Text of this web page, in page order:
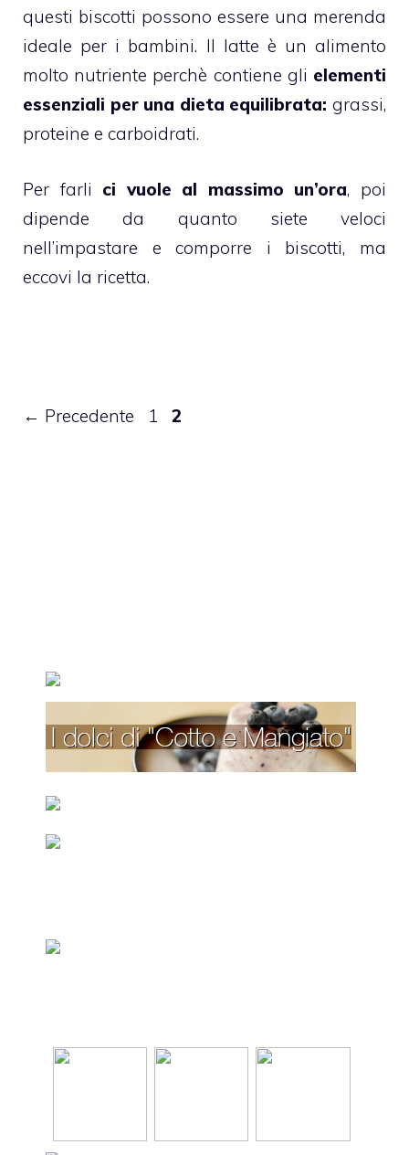
questi biscotti possono essere una merenda
ideale per i bambini. Il latte è un alimento
molto nutriente perchè contiene gli elementi
essenziali per una dieta equilibrata: grassi,
proteine e carboidrati.
Per farli ci vuole al massimo un’ora, poi
dipende da quanto siete veloci
nell’impastare e comporre i biscotti, ma
eccovi la ricetta.
← Precedente Pagina
1 Pagina
2